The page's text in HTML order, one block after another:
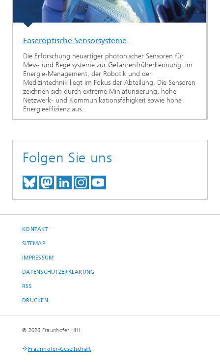
Faseroptische Sensorsysteme
Die Erforschung neuartiger photonischer Sensoren für
Mess- und Regelsysteme zur Gefahrenfrüherkennung, im
Energie-Management, der Robotik und der
Medizintechnik liegt im Fokus der Abteilung. Die Sensoren
zeichnen sich durch extreme Miniaturisierung, hohe
Netzwerk- und Kommunikationsfähigkeit sowie hohe
Energieeffizienz aus.
Folgen Sie uns
TREFFEN SIE UNS AUF BLUESKY
TREFFEN SIE UNS AUF
TREFFEN SIE UNS BEI
BESUCHEN SIE UNSER
UNSER VIDEO-
KONTAKT
SITEMAP
IMPRESSUM
DATENSCHUTZERKLÄRUNG
RSS
DRUCKEN
© 2026 Fraunhofer HHI
Fraunhofer-Gesellschaft